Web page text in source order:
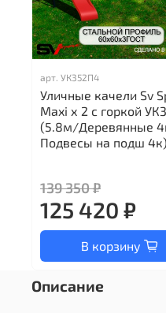
арт.УК352П4
Уличные качели Sv
Maxi х 2 с горкой
(5.8м/Деревянные
Подвесы на подш 4к)
139 350 ₽
125 420 ₽
В корзину
Описание